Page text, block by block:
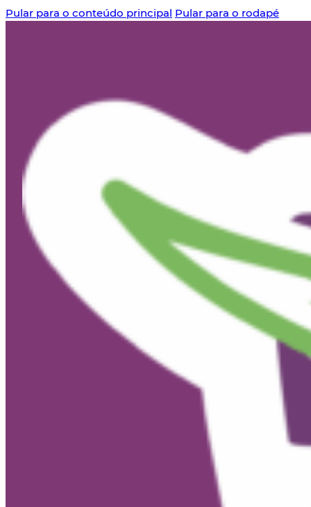
Pular para o conteúdo principal Pular para o rodapé